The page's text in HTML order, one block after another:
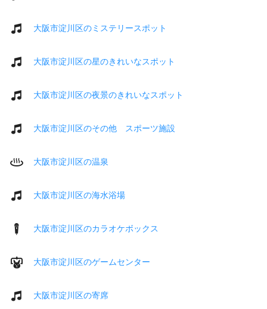
大阪市淀川区のミステリースポット
大阪市淀川区の星のきれいなスポット
大阪市淀川区の夜景のきれいなスポット
大阪市淀川区のその他 スポーツ施設
大阪市淀川区の温泉
大阪市淀川区の海水浴場
大阪市淀川区のカラオケボックス
大阪市淀川区のゲームセンター
大阪市淀川区の寄席